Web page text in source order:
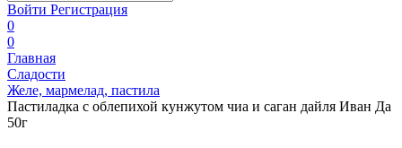
Войти Регистрация
0
0
Главная
Сладости
Желе, мармелад, пастила
Пастиладка с облепихой кунжутом чиа и саган дайля Иван Да
50г